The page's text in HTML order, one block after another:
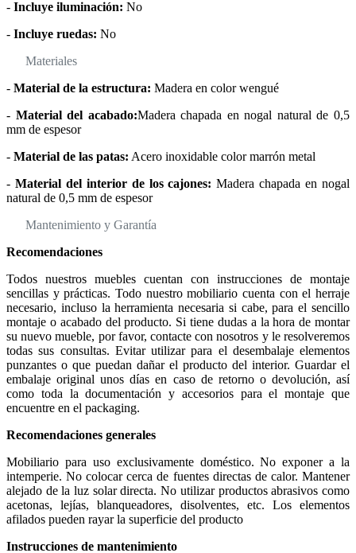
- Incluye iluminación: No
- Incluye ruedas: No
Materiales
- Material de la estructura: Madera en color wengué
- Material del acabado:Madera chapada en nogal natural de 0,5
mm de espesor
- Material de las patas: Acero inoxidable color marrón metal
- Material del interior de los cajones:Madera chapada en nogal
natural de 0,5 mm de espesor
Mantenimiento y Garantía
Recomendaciones
Todos nuestros muebles cuentan con instrucciones de montaje
sencillas y prácticas. Todo nuestro mobiliario cuenta con el herraje
necesario, incluso la herramienta necesaria si cabe, para el sencillo
montaje o acabado del producto. Si tiene dudas a la hora de montar
su nuevo mueble, por favor, contacte con nosotros y le resolveremos
todas sus consultas. Evitar utilizar para el desembalaje elementos
punzantes o que puedan dañar el producto del interior. Guardar el
embalaje original unos días en caso de retorno o devolución, así
como toda la documentación y accesorios para el montaje que
encuentre en el packaging.
Recomendaciones generales
Mobiliario para uso exclusivamente doméstico. No exponer a la
intemperie. No colocar cerca de fuentes directas de calor. Mantener
alejado de la luz solar directa. No utilizar productos abrasivos como
acetonas, lejías, blanqueadores, disolventes, etc. Los elementos
afilados pueden rayar la superficie del producto
Instrucciones de mantenimiento